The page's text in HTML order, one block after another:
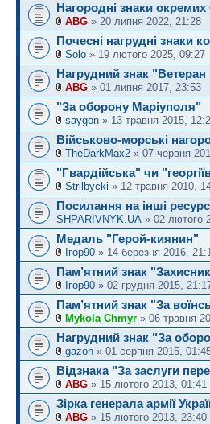
Нагородні знаки окремих
ABG » 20 липня 2022, 21:28
Почесні нагрудні знаки
Solo » 19 лютого 2025, 09:27
Нагрудний знак "Ветеран
ABG » 01 липня 2017, 23:53
"За оборону Маріуполя"
saygon » 13 травня 2015,
Військово-морські
TheDarkMax2 » 07 червня
"Гвардійська" чи
Strilbycki » 12 травня 2010,
Посилання на інші
SHPARIVNYK.UA » 02 лютого
Медаль "Герой-киянин"
Ігор90 » 14 березня 2016,
Пам’ятний знак
Ігор90 » 02 грудня 2015,
Пам’ятний знак "За
Mykola Chmyr » 06 травня
Нагрудний знак "За
gazon » 01 серпня 2015,
Відзнака "За заслуги
ABG » 15 лютого 2013, 01:41
Зірка генерала армії
ABG » 15 лютого 2013, 23:40